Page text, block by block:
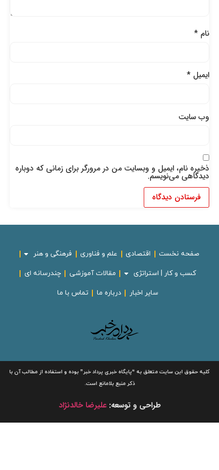
نام*
ایمیل*
وب‌ سایت
ذخیره نام، ایمیل و وبسایت من در مرورگر برای زمانی که دوباره
دیدگاهی می‌نویسم.
صفحه نخست اقتصادی علم و فناوری فرهنگی و هنر
کسب و کار | استراتژی مقالات آموزشی چندرسانه ای
سایر اخبار درباره ما تماس با ما
کلیه حقوق این سایت متعلق به“پایگاه خبریپرداد خبر”بوده و استفاده از مطالب آن با
ذکر منبع بلامانع است.
طراحی و توسعه:علیرضا خالدنژاد